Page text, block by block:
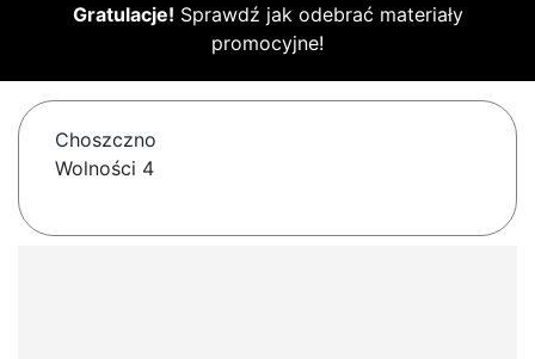
Gratulacje! Sprawdź jak odebrać materiały
promocyjne!
Choszczno
Wolności 4